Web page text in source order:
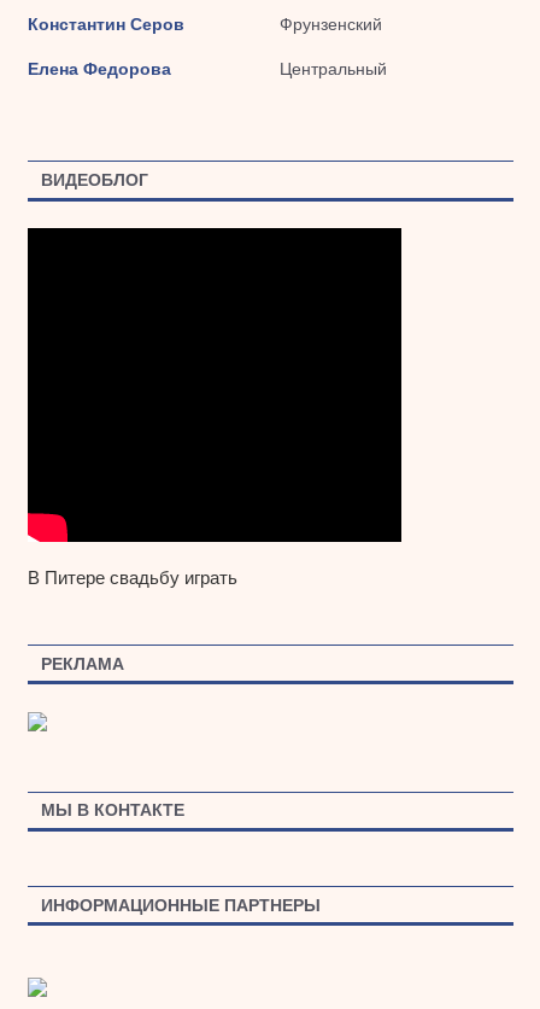
Константин Серов Фрунзенский
Елена Федорова Центральный
ВИДЕОБЛОГ
В Питере свадьбу играть
РЕКЛАМА
МЫ В КОНТАКТЕ
ИНФОРМАЦИОННЫЕ ПАРТНЕРЫ